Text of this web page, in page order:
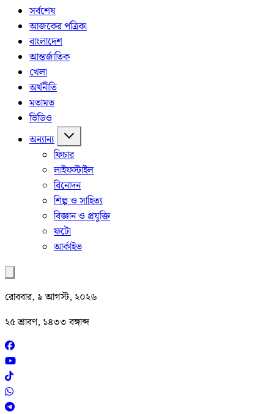
সর্বশেষ
আজকের পত্রিকা
বাংলাদেশ
আন্তর্জাতিক
খেলা
অর্থনীতি
মতামত
ভিডিও
অন্যান্য
ফিচার
লাইফস্টাইল
বিনোদন
শিল্প ও সাহিত্য
বিজ্ঞান ও প্রযুক্তি
ফটো
আর্কাইভ
রোববার, ৯ আগস্ট, ২০২৬
২৫ শ্রাবণ, ১৪৩৩ বঙ্গাব্দ